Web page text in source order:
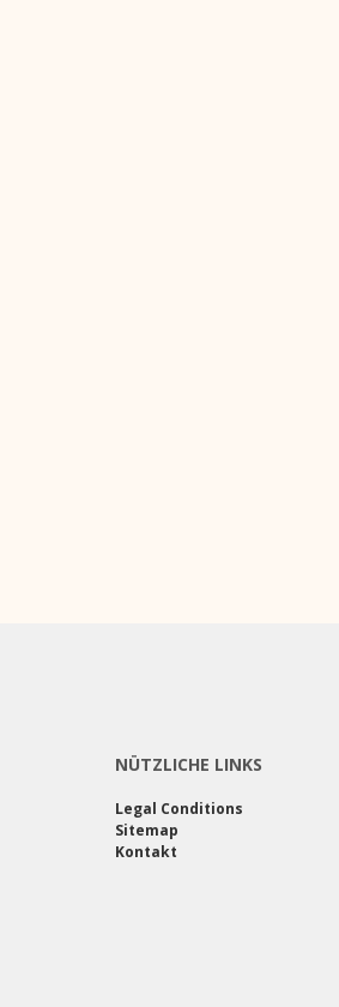
NÜTZLICHE LINKS
Legal Conditions
Sitemap
Kontakt